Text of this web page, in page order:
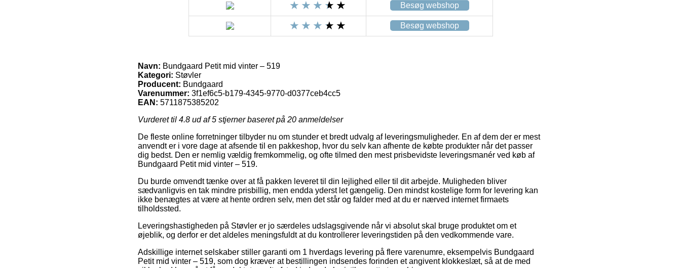
Besøg webshop
Besøg webshop
Navn: Bundgaard Petit mid vinter – 519
Kategori: Støvler
Producent: Bundgaard
Varenummer: 3f1ef6c5-b179-4345-9770-d0377ceb4cc5
EAN: 5711875385202
Vurderet til 4.8 ud af 5 stjerner baseret på 20 anmeldelser
De fleste online forretninger tilbyder nu om stunder et bredt udvalg af leveringsmuligheder. En af dem der er mest
anvendt er i vore dage at afsende til en pakkeshop, hvor du selv kan afhente de købte produkter når det passer
dig bedst. Den er nemlig vældig fremkommelig, og ofte tilmed den mest prisbevidste leveringsmanér ved køb af
Bundgaard Petit mid vinter – 519.
Du burde omvendt tænke over at få pakken leveret til din lejlighed eller til dit arbejde. Muligheden bliver
sædvanligvis en tak mindre prisbillig, men endda yderst let gængelig. Den mindst kostelige form for levering kan
ikke benægtes at være at hente ordren selv, men det står og falder med at du er nærved internet firmaets
tilholdssted.
Leveringshastigheden på Støvler er jo særdeles udslagsgivende når vi absolut skal bruge produktet om et
øjeblik, og derfor er det aldeles meningsfuldt at du kontrollerer leveringstiden på den vedkommende vare.
Adskillige internet selskaber stiller garanti om 1 hverdags levering på flere varenumre, eksempelvis Bundgaard
Petit mid vinter – 519, som dog kræver at bestillingen indsendes forinden et angivent klokkeslæt, så at de med